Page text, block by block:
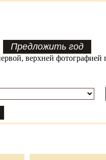
верхней фотографией